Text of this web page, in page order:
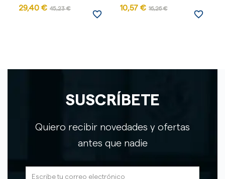
29,40 € 45,23 €
favorite_border
10,57 € 16,26 €
favorite_border
SUSCRÍBETE
Quiero recibir novedades y ofertas
antes que nadie